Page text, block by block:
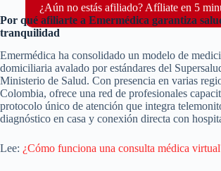
¿Aún no estás afiliado? Afíliate en 5
Por qué afiliarte a Emermédica garantiza
tranquilidad
Emermédica ha consolidado un modelo de
domiciliaria avalado por estándares del
Ministerio de Salud. Con presencia en varias
Colombia, ofrece una red de profesionales
protocolo único de atención que integra
diagnóstico en casa y conexión directa con
Lee: ¿Cómo funciona una consulta médica